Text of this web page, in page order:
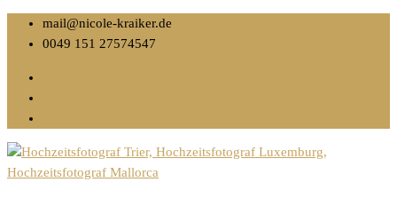
mail@nicole-kraiker.de
0049 151 27574547